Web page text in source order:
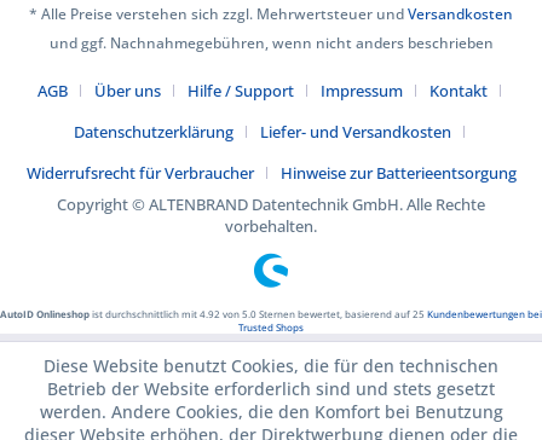
* Alle Preise verstehen sich zzgl. Mehrwertsteuer undVersandkosten
und ggf. Nachnahmegebühren, wenn nicht anders beschrieben
AGB Über uns Hilfe / Support Impressum
Kontakt
Datenschutzerklärung
Liefer- und Versandkosten
Widerrufsrecht für Verbraucher
Hinweise zur Batterieentsorgung
Copyright © ALTENBRAND Datentechnik GmbH. Alle Rechte
vorbehalten.
AutoID Onlineshopist durchschnittlich mit4.92 von5.0Sternen bewertet, basierend auf25 Kundenbewertungen bei
Trusted Shops
Diese Website benutzt Cookies, die für den technischen
Betrieb der Website erforderlich sind und stets gesetzt
werden. Andere Cookies, die den Komfort bei Benutzung
dieser Website erhöhen, der Direktwerbung dienen oder die